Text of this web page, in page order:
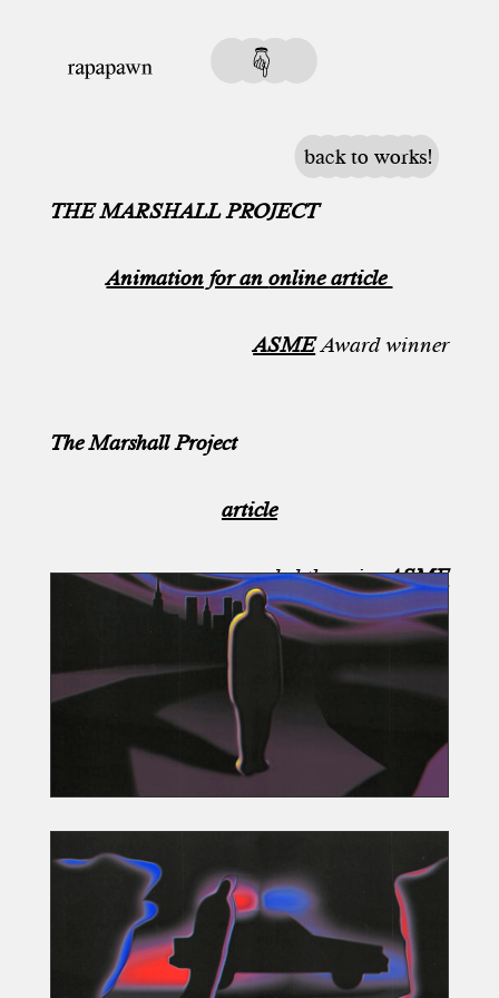
back to works!
THE MARSHALL PROJECT
Animation for anonline article
ASME Award winner
The Marshall Project
article
awarded the prizeASME